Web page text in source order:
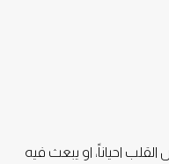
احياناً، او يبعث فيه